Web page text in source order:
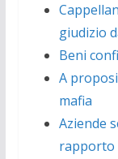
giudizio
Beni
A
mafia
Aziende
rapporto